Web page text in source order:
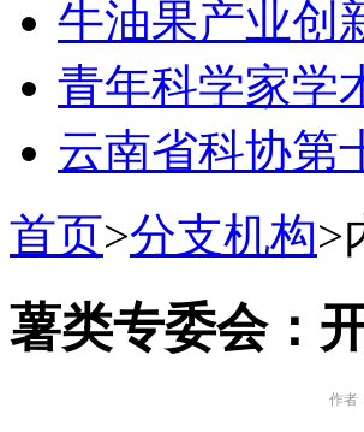
牛油果产业创
青年科学家学
云南省科协第
首页>分支机构>
薯类专委会：
作者